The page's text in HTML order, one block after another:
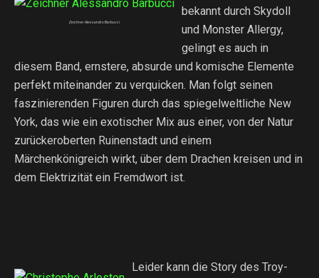
Zeichner Alessandro Barbucci
bekannt durch Skydoll
und Monster Allergy,
gelingt es auch in
diesem Band, ernstere, absurde und komische Elemente
perfekt miteinander zu verquicken. Man folgt seinen
faszinierenden Figuren durch das spiegelweltliche New
York, das wie ein exotischer Mix aus einer, von der Natur
zurückeroberten Ruinenstadt und einem
Märchenkönigreich wirkt, über dem Drachen kreisen und in
dem Elektrizität ein Fremdwort ist.
Leider kann die Story des Troy-